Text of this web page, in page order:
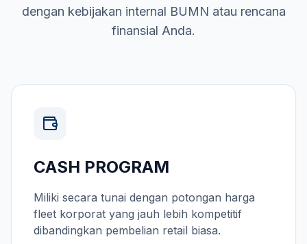
dengan kebijakan internal BUMN atau rencana
finansial Anda.
CASH PROGRAM
Miliki secara tunai dengan potongan harga
fleet korporat yang jauh lebih kompetitif
dibandingkan pembelian retail biasa.